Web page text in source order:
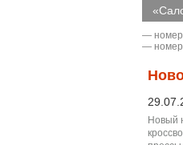
― номер
― номер
Новый